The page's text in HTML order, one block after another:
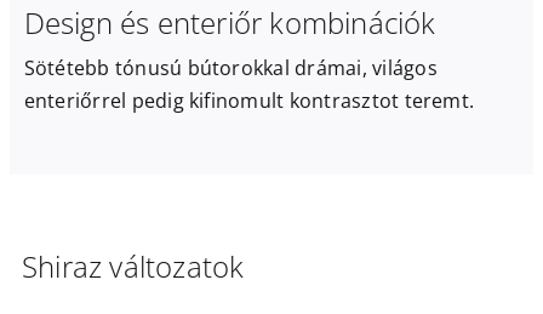
Design és enteriőr kombinációk
Sötétebb tónusú bútorokkal drámai, világos
enteriőrrel pedig kifinomult kontrasztot teremt.
Shiraz változatok